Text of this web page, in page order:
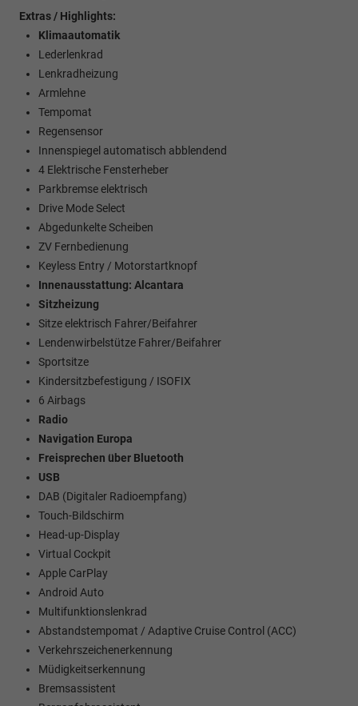
Extras / Highlights:
Klimaautomatik
Lederlenkrad
Lenkradheizung
Armlehne
Tempomat
Regensensor
Innenspiegel automatisch abblendend
4 Elektrische Fensterheber
Parkbremse elektrisch
Drive Mode Select
Abgedunkelte Scheiben
ZV Fernbedienung
Keyless Entry / Motorstartknopf
Innenausstattung: Alcantara
Sitzheizung
Sitze elektrisch Fahrer/Beifahrer
Lendenwirbelstütze Fahrer/Beifahrer
Sportsitze
Kindersitzbefestigung / ISOFIX
6 Airbags
Radio
Navigation Europa
Freisprechen über Bluetooth
USB
DAB (Digitaler Radioempfang)
Touch-Bildschirm
Head-up-Display
Virtual Cockpit
Apple CarPlay
Android Auto
Multifunktionslenkrad
Abstandstempomat / Adaptive Cruise Control (ACC)
Verkehrszeichenerkennung
Müdigkeitserkennung
Bremsassistent